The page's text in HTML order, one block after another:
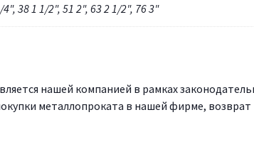
4", 38 1 1/2", 51 2", 63 2 1/2", 76 3"
нашей компанией в рамках
металлопроката в нашей фирме, возврат